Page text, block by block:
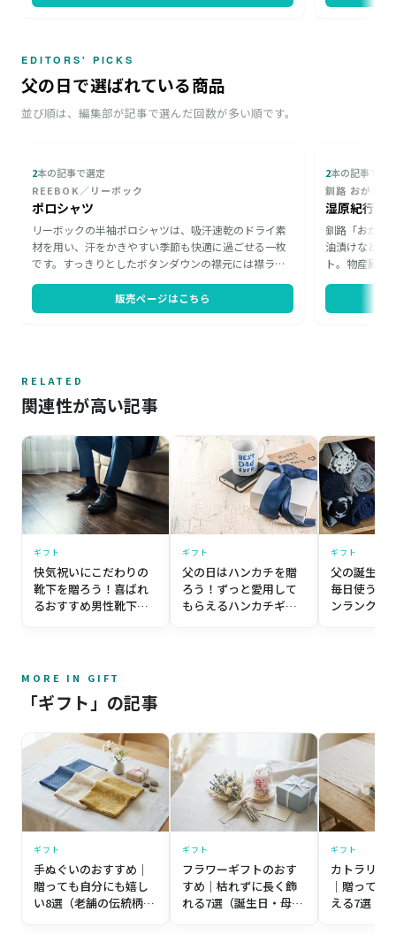
EDITORS' PICKS
父の日で選ばれている商品
並び順は、編集部が記事で選んだ回数が多い順です。
2本の記事で選定
REEBOK／リーボック
ポロシャツ
リーボックの半袖ポロシャツは、吸汗速乾のドライ素
材を用い、汗をかきやすい季節も快適に過ごせる一枚
です。すっきりとしたボタンダウンの襟元には襟ライ
印象に。ゴルフウェアからオフィスカジュアルまで幅
広く着まわせ、M～3Lまで揃うユニセックス仕様なの
販売ページはこちら
2本の記事で選
釧路 おが和
湿原紀行9
釧路「おが和
油漬けなど9
ト。物産展で
くり語らうひ
RELATED
関連性が高い記事
ギフト
快気祝いにこだわりの
靴下を贈ろう！喜ばれ
るおすすめ男性靴下ギ
ギフト
父の日はハンカチを贈
ろう！ずっと愛用して
もらえるハンカチギフ
ギフト
父の誕生日
毎日使うも
ンランク上
MORE IN GIFT
「ギフト」の記事
ギフト
手ぬぐいのおすすめ｜
贈っても自分にも嬉し
い8選（老舗の伝統柄か
ギフト
フラワーギフトのおす
すめ｜枯れずに長く飾
れる7選（誕生日・母の
ギフト
カトラリー
｜贈っても
える7選（